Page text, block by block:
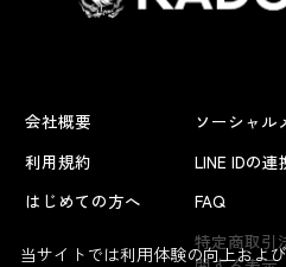
会社概要
利用規約
はじめての方へ
ソーシャル
LINE IDの
FAQ
特定商取引
当サイトでは利用体験の向上およ